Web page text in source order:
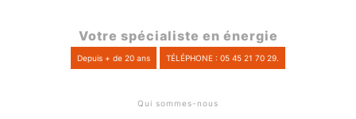
Votre spécialiste en énergie
Depuis + de 20 ans TÉLÉPHONE : 05 45 21 70 29.
Qui sommes-nous